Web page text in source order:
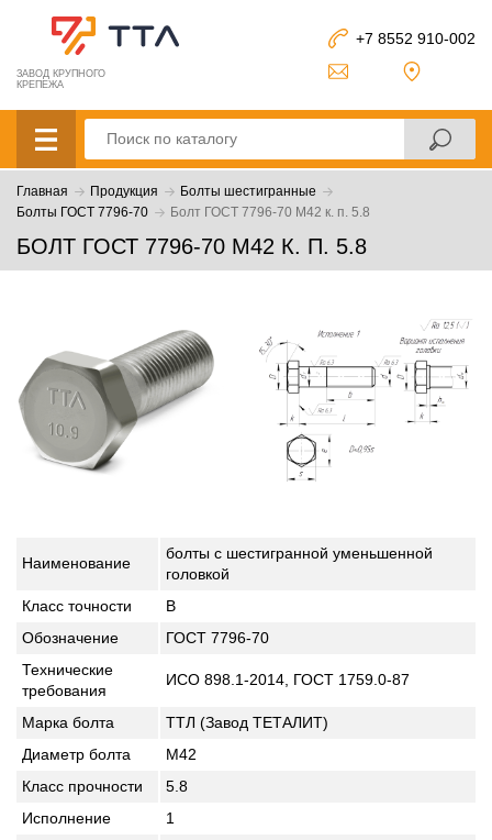
ЗАВОД КРУПНОГО
КРЕПЕЖА
+7 8552 910-002
Главная Продукция
Болты шестигранные
Болты ГОСТ 7796-70
Болт ГОСТ 7796-70 М42 к. п. 5.8
БОЛТ ГОСТ 7796-70 М42 К. П. 5.8
Наименование
болты с шестигранной уменьшенной
головкой
Класс точности
B
Обозначение
ГОСТ 7796-70
Технические
требования
ИСО 898.1-2014, ГОСТ 1759.0-87
Марка болта
ТТЛ (Завод ТЕТАЛИТ)
Диаметр болта
М42
Класс прочности
5.8
Исполнение
1